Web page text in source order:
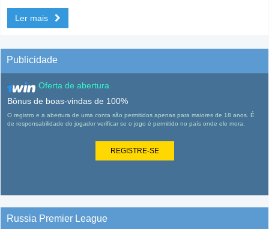
Ler mais
Publicidade
Oferta de abertura
Bônus de boas-vindas de 100%
O registro e a abertura de uma conta são permitidos apenas para maiores de 18 anos. É
de responsabilidade do jogador verificar se o jogo é permitido no país onde ele mora.
REGISTRE-SE
Russia Premier League